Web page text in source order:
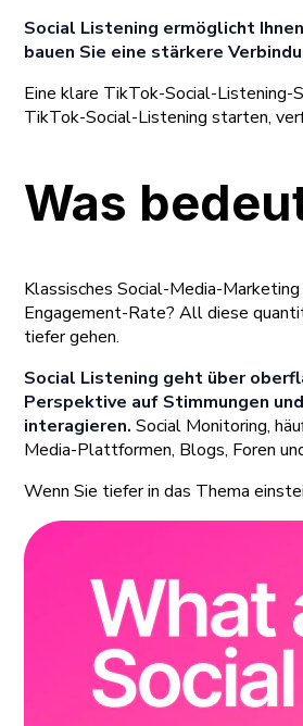
Social Listening ermöglicht
bauen Sie eine stärkere
Eine klare TikTok-Social-Listening-
TikTok-Social-Listening starten,
Was
Klassisches Social-Media-
Engagement-Rate? All diese
tiefer gehen.
Social Listening geht über
Perspektive auf Stimmungen
interagieren. Social Monitoring,
Media-Plattformen, Blogs, Foren
Wenn Sie tiefer in das Thema